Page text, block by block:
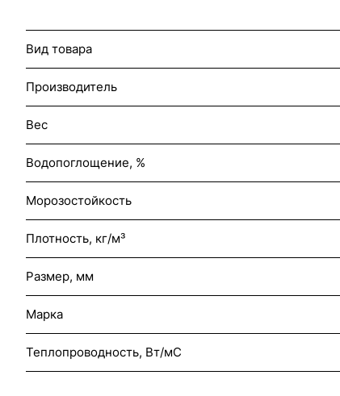
Вид товара
Производитель
Вес
Водопоглощение, %
Морозостойкость
Плотность, кг/м³
Размер, мм
Марка
Теплопроводность, Вт/мС